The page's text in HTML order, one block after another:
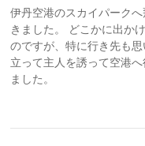
伊丹空港のスカイパーク
きました。 どこかに出か
のですが、特に行き先も
立って主人を誘って空港
ました。